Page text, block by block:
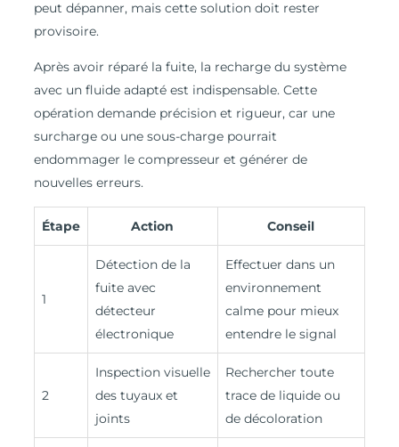
peut dépanner, mais cette solution doit rester
provisoire.
Après avoir réparé la fuite, la recharge du système
avec un fluide adapté est indispensable. Cette
opération demande précision et rigueur, car une
surcharge ou une sous-charge pourrait
endommager le compresseur et générer de
nouvelles erreurs.
Étape Action Conseil
1
Détection de la
fuite avec
détecteur
électronique
Effectuer dans un
environnement
calme pour mieux
entendre le signal
2
Inspection visuelle
des tuyaux et
joints
Rechercher toute
trace de liquide ou
de décoloration